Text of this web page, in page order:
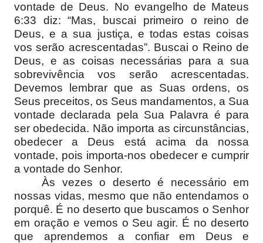
vontade de Deus. No evangelho de Mateus
6:33 diz: “Mas, buscai primeiro o reino de
Deus, e a sua justiça, e todas estas coisas
vos serão acrescentadas”. Buscai o Reino de
Deus, e as coisas necessárias para a sua
sobrevivência vos serão acrescentadas.
Devemos lembrar que as Suas ordens, os
Seus preceitos, os Seus mandamentos, a Sua
vontade declarada pela Sua Palavra é para
ser obedecida. Não importa as circunstâncias,
obedecer a Deus está acima da nossa
vontade, pois importa-nos obedecer e cumprir
a vontade do Senhor.
Às vezes o deserto é necessário em
nossas vidas, mesmo que não entendamos o
porquê. É no deserto que buscamos o Senhor
em oração e vemos o Seu agir. É no deserto
que aprendemos a confiar em Deus e